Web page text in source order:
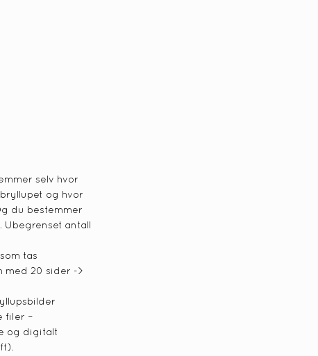
selv hvor
og hvor
du bestemmer
antall
tas
med 20 sider ->
filer –
og digitalt